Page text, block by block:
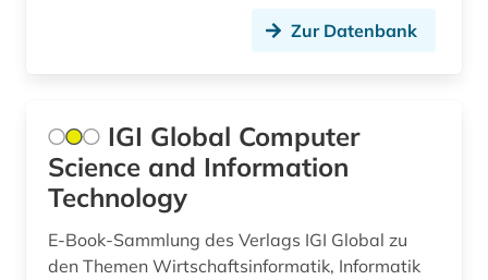
baden-württemberg (10)
bahr (1)
balkanromanistik (1)
ballett (1)
balneologie (1)
Zur Datenbank
IGI Global Computer
Science and Information
Technology
E-Book-Sammlung des Verlags IGI Global zu
den Themen Wirtschaftsinformatik, Informatik